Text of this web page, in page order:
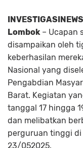
Lombok– Ucapan
disampaikan oleh
keberhasilan
Nasional yang
Pengabdian
Barat. Kegiatan
tanggal 17 hingga
dan melibatkan
perguruan tinggi
23/052025.